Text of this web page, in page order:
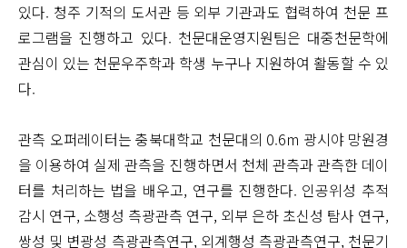
있다. 청주 기적의 도서관 등 외부 기관과도 협력하여 천문 프
로그램을 진행하고 있다. 천문대운영지원팀은 대중천문학에
관심이 있는 천문우주학과 학생 누구나 지원하여 활동할 수 있
다.
관측 오퍼레이터는 충북대학교 천문대의 0.6m 광시야 망원경
을 이용하여 실제 관측을 진행하면서 천체 관측과 관측한 데이
터를 처리하는 법을 배우고, 연구를 진행한다. 인공위성 추적
감시 연구, 소행성 측광관측 연구, 외부 은하 초신성 탐사 연구,
쌍성 및 변광성 측광관측연구, 외계행성 측광관측연구, 천문기